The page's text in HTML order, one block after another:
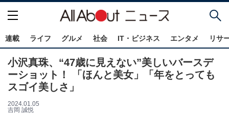
連載 ライフ グルメ 社会 IT・ビジネス エンタメ リサ
小沢真珠、“47歳に見えない”美しいバースデ
ーショット！ 「ほんと美女」「年をとっても
スゴイ美しさ」
2024.01.05
吉岡 誠悦